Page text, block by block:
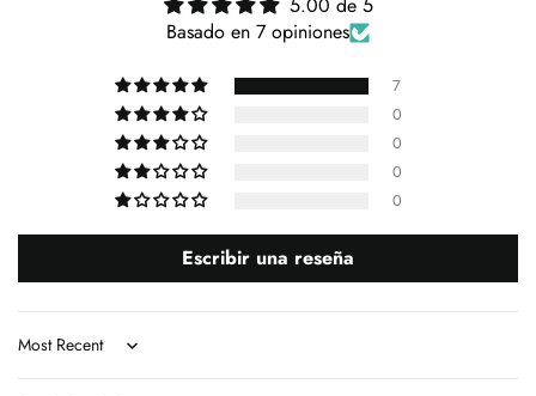
Basado en 7 opiniones
7
0
0
0
0
Escribir una reseña
Sort by